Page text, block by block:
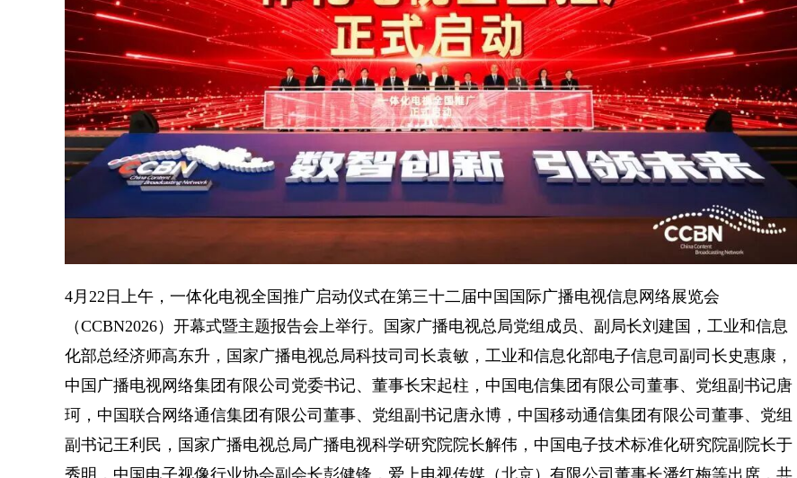
4月22日上午，一体化电视全国推广启动仪式在第三十二届中国国际广播电视信息网络展览会
（CCBN2026）开幕式暨主题报告会上举行。国家广播电视总局党组成员、副局长刘建国，工业和信息
化部总经济师高东升，国家广播电视总局科技司司长袁敏，工业和信息化部电子信息司副司长史惠康，
中国广播电视网络集团有限公司党委书记、董事长宋起柱，中国电信集团有限公司董事、党组副书记唐
珂，中国联合网络通信集团有限公司董事、党组副书记唐永博，中国移动通信集团有限公司董事、党组
副书记王利民，国家广播电视总局广播电视科学研究院院长解伟，中国电子技术标准化研究院副院长于